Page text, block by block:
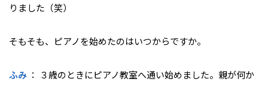
りました（笑）
――そもそも、ピアノを始めたのはいつからですか。
ふみ ： ３歳のときにピアノ教室へ通い始めました。親が何か